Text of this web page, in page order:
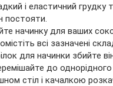
і еластичний грудку
постояти.
начинку для ваших
всі зазначені
для начинки збийте
до однорідного
стіл і качалкою